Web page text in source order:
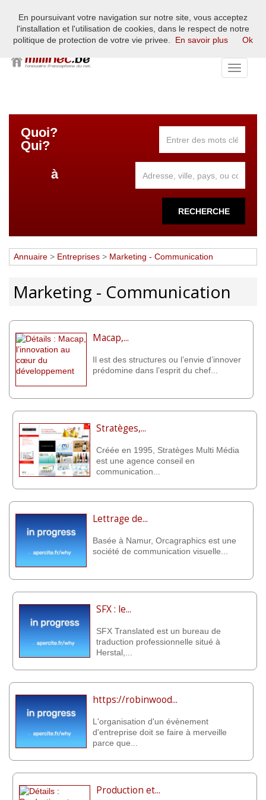
L'annuaire francophone du net européen - France, Belgique,
Suisse, Luxembourg
Toggle
Quoi?
Qui?
à
RECHERCHE
Annuaire > Entreprises > Marketing - Communication
Marketing - Communication
Macap,...
Il est des structures ou l’envie d’innover
prédomine dans l’esprit du chef...
Stratèges,...
Créée en 1995, Stratèges Multi Média
est une agence conseil en
communication...
Lettrage de...
Basée à Namur, Orcagraphics est une
société de communication visuelle...
SFX : le...
SFX Translated est un bureau de
traduction professionnelle situé à
Herstal,...
https://robinwood...
L'organisation d'un évènement
d'entreprise doit se faire à merveille
parce que...
Production et...
En poursuivant votre navigation sur notre site, vous acceptez
l'installation et l'utilisation de cookies, dans le respect de notre
politique de protection de votre vie privee.
En savoir plus Ok